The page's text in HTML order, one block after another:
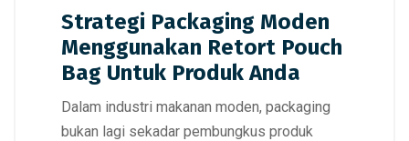
Strategi Packaging Moden
Menggunakan Retort Pouch
Bag Untuk Produk Anda
Dalam industri makanan moden, packaging
bukan lagi sekadar pembungkus produk